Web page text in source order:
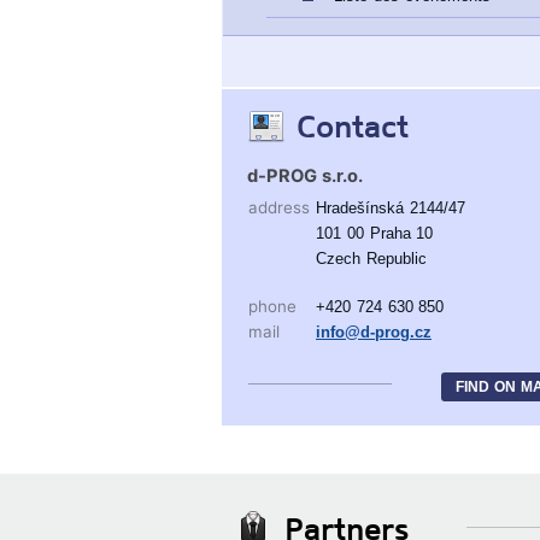
Contact
d-PROG s.r.o.
address Hradešínská 2144/47
101 00 Praha 10
Czech Republic
phone +420 724 630 850
mail info@d-prog.cz
FIND ON
Partners